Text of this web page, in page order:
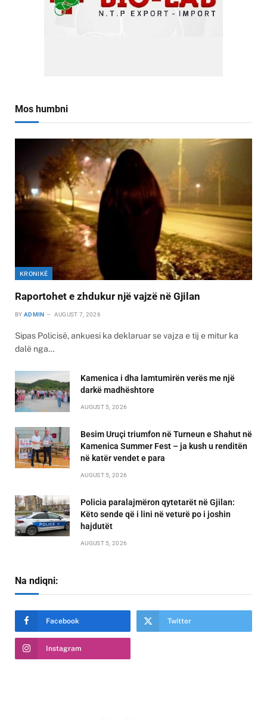
Mos humbni
KRONIKË
Raportohet e zhdukur një vajzë në Gjilan
BY ADMIN AUGUST 7, 2026
Sipas Policisë, ankuesi ka deklaruar se vajza e tij e mitur ka
dalë nga…
Kamenica i dha lamtumirën verës me një
darkë madhështore
AUGUST 5, 2026
Besim Uruçi triumfon në Turneun e Shahut në
Kamenica Summer Fest – ja kush u renditën
në katër vendet e para
AUGUST 5, 2026
Policia paralajmëron qytetarët në Gjilan:
Këto sende që i lini në veturë po i joshin
hajdutët
AUGUST 5, 2026
Na ndiqni:
Facebook Twitter
Instagram